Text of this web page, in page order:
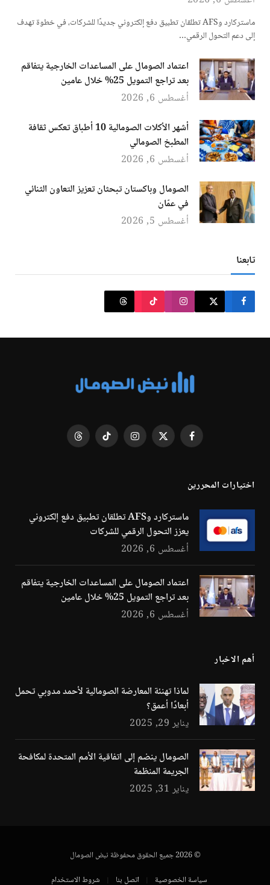
ماستركارد وAFS تطلقان تطبيق دفع إلكتروني جديدًا للشركات، في خطوة تهدف
إلى دعم التحول الرقمي…
اعتماد الصومال على المساعدات الخارجية يتفاقم
بعد تراجع التمويل 25% خلال عامين
أغسطس 6, 2026
أشهر الأكلات الصومالية 10 أطباق تعكس ثقافة
المطبخ الصومالي
أغسطس 6, 2026
الصومال وباكستان تبحثان تعزيز التعاون الثنائي
في عمّان
أغسطس 5, 2026
تابعنا
فيسبوك X
الانستغرامتيكتوك Threads
اختيارات المحررين
ماستركارد وAFS تطلقان تطبيق دفع إلكتروني
يعزز التحول الرقمي للشركات
أغسطس 6, 2026
اعتماد الصومال على المساعدات الخارجية يتفاقم
بعد تراجع التمويل 25% خلال عامين
أغسطس 6, 2026
أهم الاخبار
لماذا تهنئة المعارضة الصومالية لأحمد مدوبي تحمل
أبعادًا أعمق؟
يناير 29, 2025
الصومال ينضم إلى اتفاقية الأمم المتحدة لمكافحة
الجريمة المنظمة
يناير 31, 2025
© 2026 جميع الحقوق محفوظة نبض الصومال
سياسة الخصوصية
اتصل بنا شروط الاستخدام